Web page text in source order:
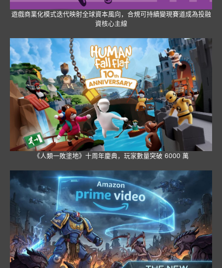
遊戲商業化模式迭代映射全球資本風向，合規可持續變現賽道成為投融
資核心主線
《人類一敗塗地》十周年慶典，玩家數量突破 6000 萬